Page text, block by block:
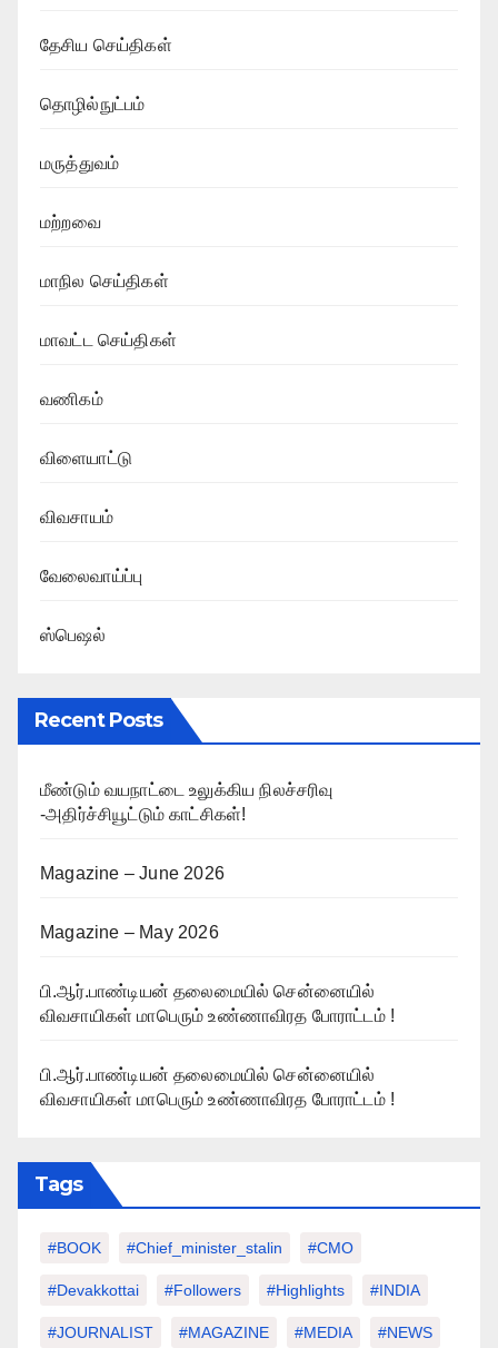
தேசிய செய்திகள்
தொழில்நுட்பம்
மருத்துவம்
மற்றவை
மாநில செய்திகள்
மாவட்ட செய்திகள்
வணிகம்
விளையாட்டு
விவசாயம்
வேலைவாய்ப்பு
ஸ்பெஷல்
Recent Posts
மீண்டும் வயநாட்டை உலுக்கிய நிலச்சரிவு
-அதிர்ச்சியூட்டும் காட்சிகள்!
Magazine – June 2026
Magazine – May 2026
பி.ஆர்.பாண்டியன் தலைமையில் சென்னையில்
விவசாயிகள் மாபெரும் உண்ணாவிரத போராட்டம் !
பி.ஆர்.பாண்டியன் தலைமையில் சென்னையில்
விவசாயிகள் மாபெரும் உண்ணாவிரத போராட்டம் !
Tags
#BOOK #chief_minister_stalin #CMO
#devakkottai #followers #highlights #INDIA
#JOURNALIST #MAGAZINE #MEDIA #NEWS